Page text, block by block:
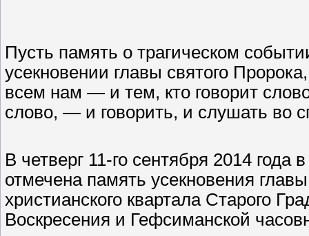
Пусть память о трагическом
усекновении главы святого
всем нам — и тем, кто говорит
слово, — и говорить, и слушать во
В четверг 11-го сентября 2014
отмечена память усекновения
христианского квартала Старого
Воскресения и Гефсиманской